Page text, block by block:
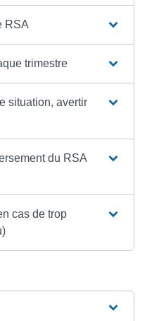
RSA
trimestre
situation, avertir
du RSA
cas de trop